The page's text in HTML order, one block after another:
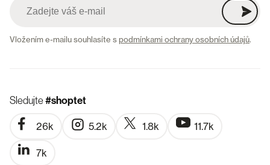
Vložením e-mailu souhlasíte spodmínkami ochrany osobních údajů.
Sledujte#shoptet
26k 5.2k 1.8k 11.7k
7k